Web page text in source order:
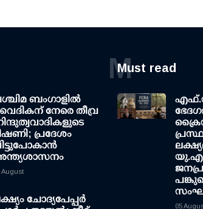
ബംഗാളിൽ
നേരെ തീവ്ര
പ്രദേശം
August
ചോദ്യപേപ്പര്‍
Must read
M
05